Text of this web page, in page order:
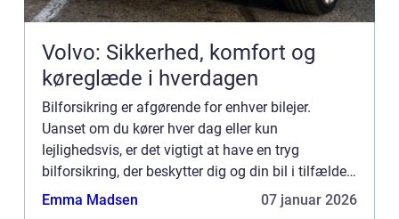
Volvo: Sikkerhed, komfort og
køreglæde i hverdagen
Bilforsikring er afgørende for enhver bilejer.
Uanset om du kører hver dag eller kun
lejlighedsvis, er det vigtigt at have en tryg
bilforsikring, der beskytter dig og din bil i tilfælde
af uheld eller skader. I denne artikel vil v...
Emma Madsen 07 januar 2026